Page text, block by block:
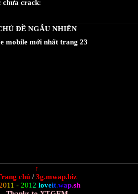
chưa crack:
ĐỀ NGẪU NHIÊN
mobile mới nhất trang 23
↑
chủ / 3g.mwap.biz
2011 - 201 2 loveit.wap.sh